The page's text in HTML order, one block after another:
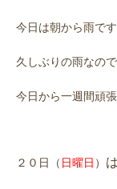
今日は朝から雨です
久しぶりの雨なの
今日から一週間頑
保険
２０日（ 日曜日 ）